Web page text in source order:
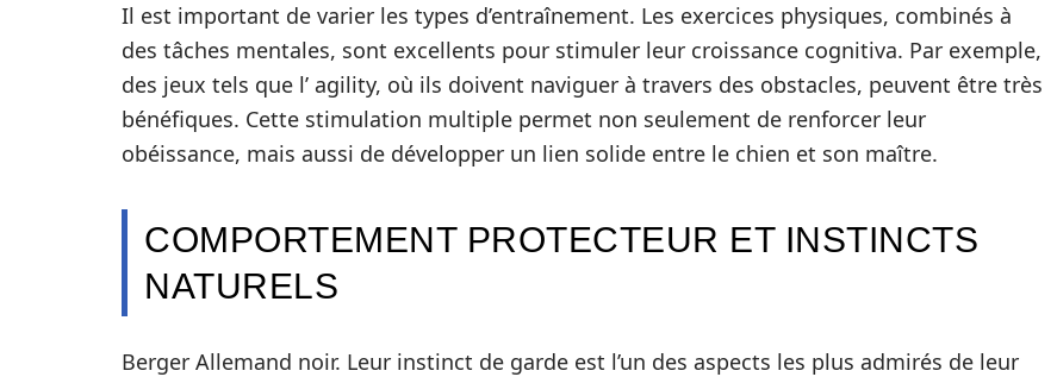
Il est important de varier les types d’entraînement. Les exercices physiques, combinés à
des tâches mentales, sont excellents pour stimuler leur croissance cognitiva. Par exemple,
des jeux tels que l’ agility, où ils doivent naviguer à travers des obstacles, peuvent être très
bénéfiques. Cette stimulation multiple permet non seulement de renforcer leur
obéissance, mais aussi de développer un lien solide entre le chien et son maître.
COMPORTEMENT PROTECTEUR ET INSTINCTS
NATURELS
Berger Allemand noir. Leur instinct de garde est l’un des aspects les plus admirés de leur